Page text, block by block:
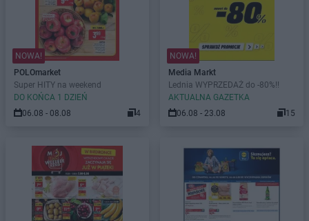
NOWA!
POLOmarket
Super HITY na weekend
DO KOŃCA 1 DZIEŃ
06.08 - 08.08
4
NOWA!
Media Markt
Lednia WYPRZEDAŻ do -80%!!
AKTUALNA GAZETKA
06.08 - 23.08
15